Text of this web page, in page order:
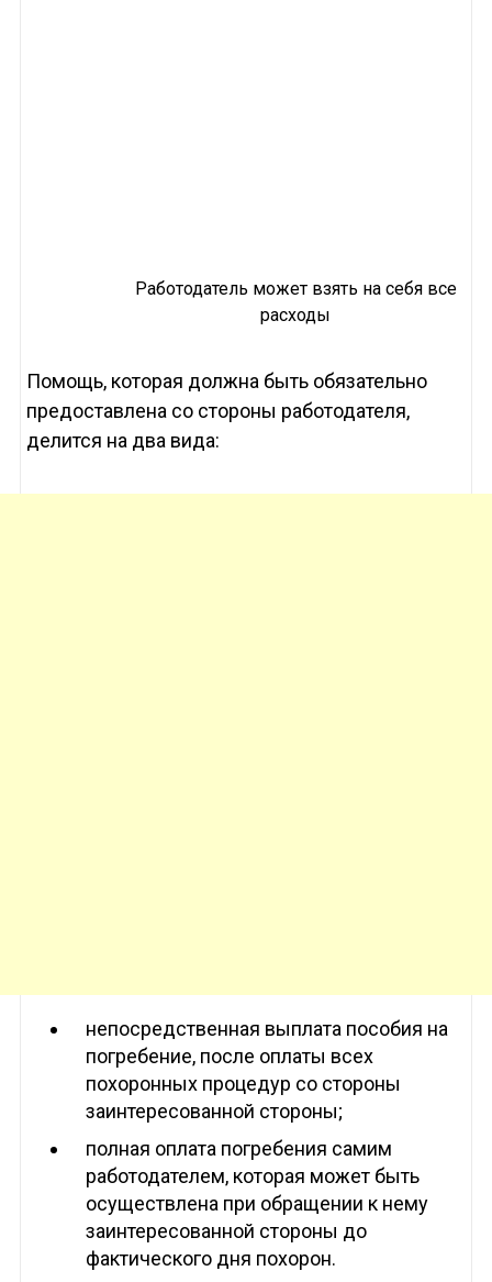
Работодатель может взять на себя все
расходы
Помощь, которая должна быть обязательно
предоставлена со стороны работодателя,
делится на два вида:
непосредственная выплата пособия на
погребение, после оплаты всех
похоронных процедур со стороны
заинтересованной стороны;
полная оплата погребения самим
работодателем, которая может быть
осуществлена при обращении к нему
заинтересованной стороны до
фактического дня похорон.